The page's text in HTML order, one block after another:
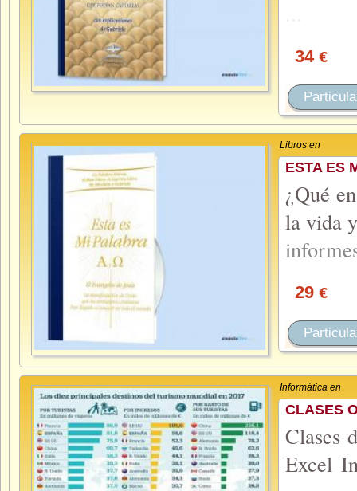
34 €
Libros en
ESTA ES
¿Qué
la vida
29 €
Informática en
CLASES
Clases
Excel